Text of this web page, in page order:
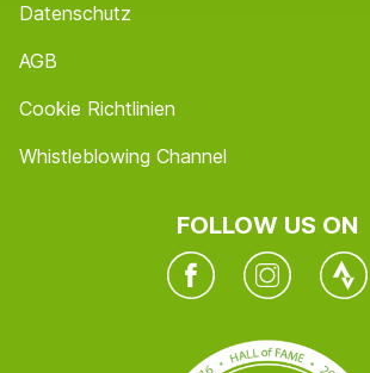
Datenschutz
AGB
Cookie Richtlinien
Whistleblowing Channel
FOLLOW US ON
FacebookInstagramTwitter